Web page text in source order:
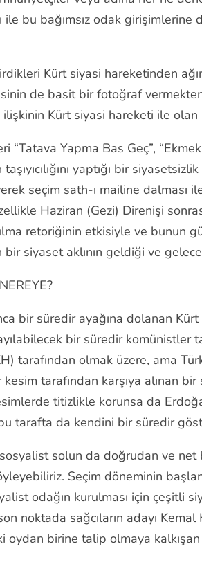
bu bağımsız odak girişimlerine
Kürt siyasi hareketinden
de basit bir fotoğraf
Kürt siyasi hareketi ile olan
“Tatava Yapma Bas Geç”,
yaptığı bir
seçim sath-ı mailine
Haziran (Gezi) Direnişi
retoriğinin etkisiyle ve bunun
siyaset aklının geldiği ve
bir süredir ayağına dolanan
bir süredir komünistler
tarafından olmak üzere, ama
tarafından karşıya alınan
titizlikle korunsa da
tarafta da kendini bir süredir
solun da doğrudan ve
Seçim döneminin
odağın kurulması için çeşitli
noktada sağcıların adayı Kemal
oydan birine talip olmaya